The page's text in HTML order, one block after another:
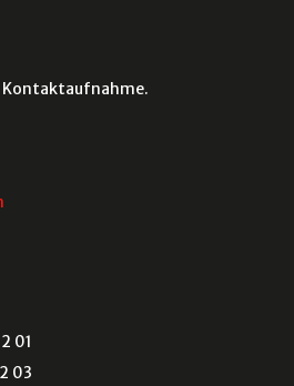
Kontaktaufnahme.
01
03